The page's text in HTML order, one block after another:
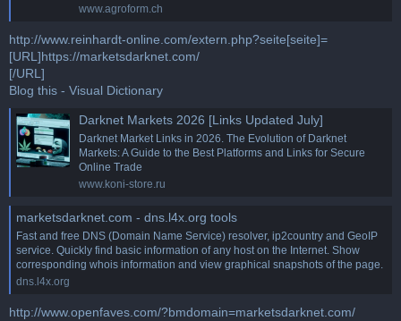
www.agroform.ch
http://www.reinhardt-online.com/extern.php?seite[seite]=
[URL]https://marketsdarknet.com/
[/URL]
Blog this - Visual Dictionary
Darknet Markets 2026 [Links Updated July]
Darknet Market Links in 2026. The Evolution of Darknet
Markets: A Guide to the Best Platforms and Links for Secure
Online Trade
www.koni-store.ru
marketsdarknet.com - dns.l4x.org tools
Fast and free DNS (Domain Name Service) resolver, ip2country and GeoIP
service. Quickly find basic information of any host on the Internet. Show
corresponding whois information and view graphical snapshots of the page.
dns.l4x.org
http://www.openfaves.com/?bmdomain=marketsdarknet.com/